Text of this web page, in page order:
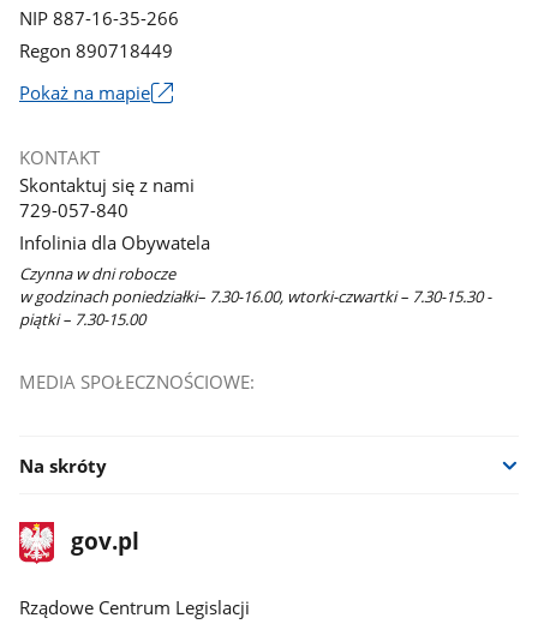
NIP 887-16-35-266
Regon 890718449
Pokaż na mapieLink
nowym
KONTAKT
Skontaktuj się z nami
729-057-840
Infolinia dla Obywatela
Czynna w dni robocze
w godzinach poniedziałki– 7.30-16.00, wtorki-czwartki – 7.30-15.30 -
piątki – 7.30-15.00
MEDIA SPOŁECZNOŚCIOWE:
Na skróty
stopka
gov.plStrona
gov.pl
Rządowe Centrum Legislacji